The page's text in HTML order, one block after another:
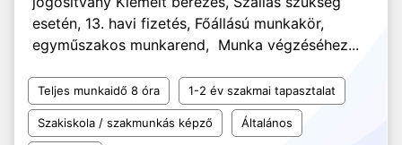
esetén, 13. havi fizetés, Főállású munkakör,
egyműszakos munkarend, Munka végzéséhez...
Teljes munkaidő 8 óra 1-2 év szakmai tapasztalat
Szakiskola / szakmunkás képző Általános